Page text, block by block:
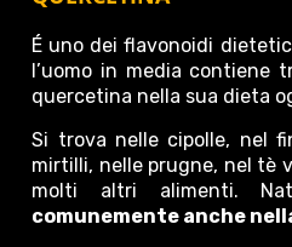
É uno dei flavonoidi
l’uomo in media
quercetina nella sua dieta
Si trova nelle cipolle, nel
mirtilli, nelle prugne, nel tè
molti altri alimenti.
comunemente anche